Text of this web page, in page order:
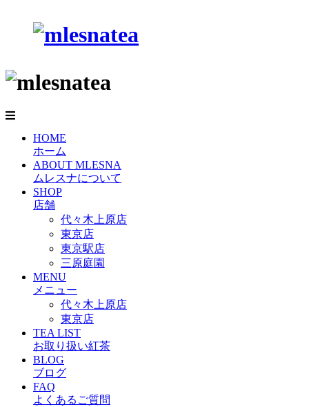
HOME
ホーム
ABOUT MLESNA
ムレスナについて
SHOP
店舗
代々木上原店
東京店
東京駅店
三原庭園
MENU
メニュー
代々木上原店
東京店
TEA LIST
お取り扱い紅茶
BLOG
ブログ
FAQ
よくあるご質問